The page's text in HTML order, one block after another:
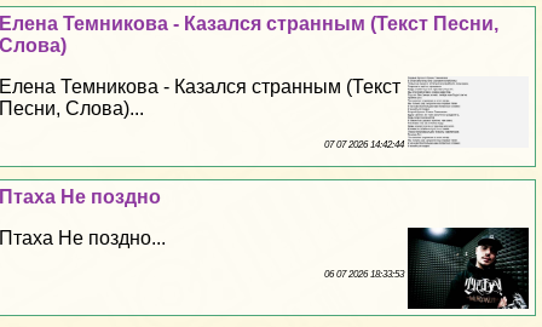
Елена Темникова - Казался странным (Текст Песни,
Слова)
Елена Темникова - Казался странным (Текст
Песни, Слова)...
07 07 2026 14:42:44
Птаха Не поздно
Птаха Не поздно...
06 07 2026 18:33:53